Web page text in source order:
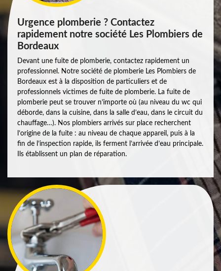
Urgence plomberie ? Contactez
rapidement notre société Les Plombiers de
Bordeaux
Devant une fuite de plomberie, contactez rapidement un
professionnel. Notre société de plomberie Les Plombiers de
Bordeaux est à la disposition de particuliers et de
professionnels victimes de fuite de plomberie. La fuite de
plomberie peut se trouver n’importe où (au niveau du wc qui
déborde, dans la cuisine, dans la salle d’eau, dans le circuit du
chauffage…). Nos plombiers arrivés sur place recherchent
l’origine de la fuite : au niveau de chaque appareil, puis à la
fin de l’inspection rapide, ils ferment l’arrivée d’eau principale.
Ils établissent un plan de réparation.